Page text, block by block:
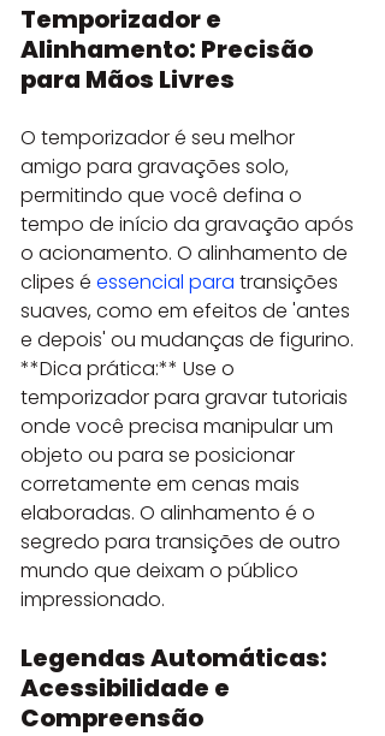
Temporizador e
Alinhamento: Precisão
para Mãos Livres
O temporizador é seu melhor
amigo para gravações solo,
permitindo que você defina o
tempo de início da gravação após
o acionamento. O alinhamento de
clipes é essencial para transições
suaves, como em efeitos de 'antes
e depois' ou mudanças de figurino.
**Dica prática:** Use o
temporizador para gravar tutoriais
onde você precisa manipular um
objeto ou para se posicionar
corretamente em cenas mais
elaboradas. O alinhamento é o
segredo para transições de outro
mundo que deixam o público
impressionado.
Legendas Automáticas:
Acessibilidade e
Compreensão